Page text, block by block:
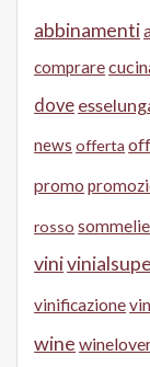
abbinamenti
comprare
dove
news offerta
promo
rosso
vini
vinificazione
wine